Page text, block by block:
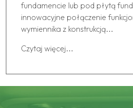
fundamencie lub pod płytą
innowacyjne połączenie
wymiennika z konstrukcją...
Czytaj więcej...